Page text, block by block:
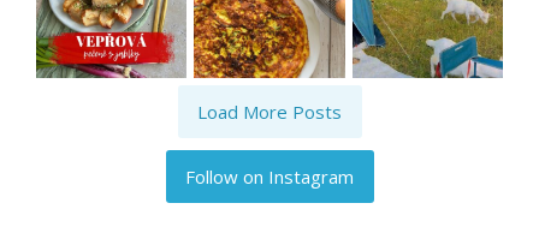
Load More Posts
Follow on Instagram